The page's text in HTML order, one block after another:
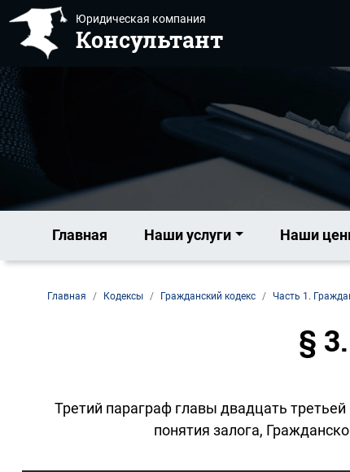
Юридическая компания
Консультант
Главная Наши услуги Наши
Главная Кодексы Гражданский кодекс Часть 1.
§
Третий параграф главы двадцать третьей
понятия залога,